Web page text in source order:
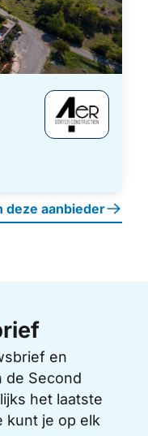
deze aanbieder
en
de Second
het laatste
kunt je op elk